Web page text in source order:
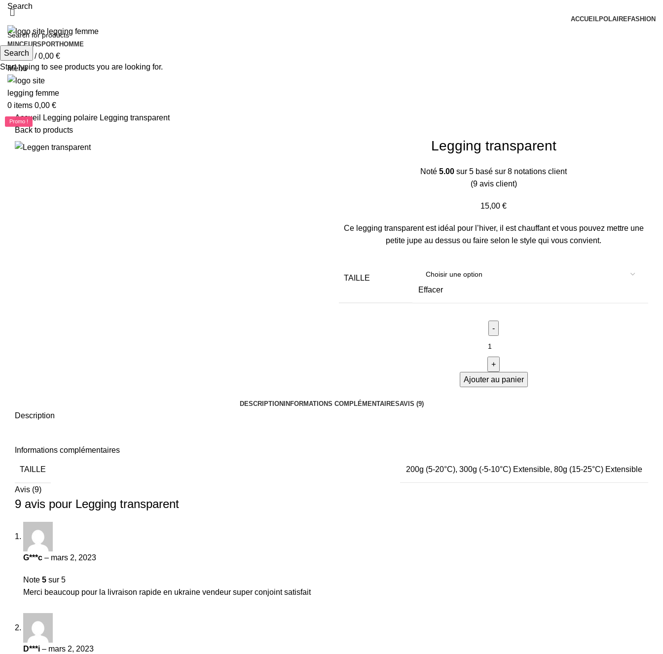
Search
ACCUEILPOLAIREFASHION
MINCEURSPORTHOMME
0items / 0,00 €
Menu
0 items 0,00 €
Accueil
Legging polaire Legging transparent
Back to products
Legging transparent
Noté 5.00 sur 5 basé sur 8 notations client
(9avis client)
15,00 €
Ce legging transparent est idéal pour l’hiver, il est chauffant et vous pouvez mettre une
petite jupe au dessus ou faire selon le style qui vous convient.
TAILLE
Effacer
Ajouter au panier
DESCRIPTION INFORMATIONS COMPLÉMENTAIRESAVIS (9)
Description
Informations complémentaires
TAILLE 200g (5-20°C), 300g (-5-10°C) Extensible, 80g (15-25°C) Extensible
Avis (9)
9 avis pour Legging transparent
G***c – mars 2, 2023
Note 5 sur 5
Merci beaucoup pour la livraison rapide en ukraine vendeur super conjoint satisfait
D***i – mars 2, 2023
Promo !
Promo !
Search
Start typing to see products you are looking for.